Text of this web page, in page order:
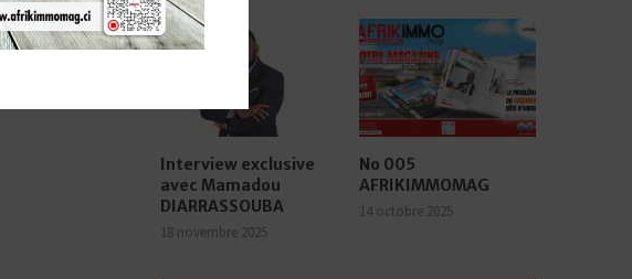
Interview exclusive
avec Mamadou
DIARRASSOUBA
18 novembre 2025
No 005
AFRIKIMMOMAG
14 octobre 2025